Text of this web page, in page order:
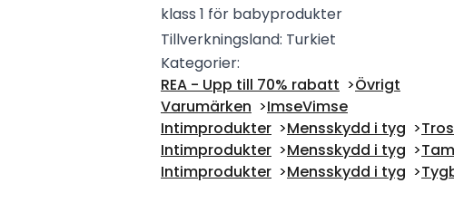
klass 1 för babyprodukter
Tillverkningsland: Turkiet
Kategorier:
REA - Upp till 70% rabatt
Övrigt
Varumärken
ImseVimse
Intimprodukter
Mensskydd i tyg
Intimprodukter
Mensskydd i tyg
Intimprodukter
Mensskydd i tyg